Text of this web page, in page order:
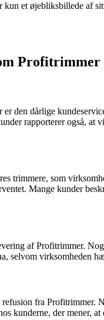
et øjebliksbillede af
Profitrimmer
den dårlige
rapporterer også,
trimmere, som
Mange kunder
af Profitrimmer.
selvom
fra
kunderne, der mener,